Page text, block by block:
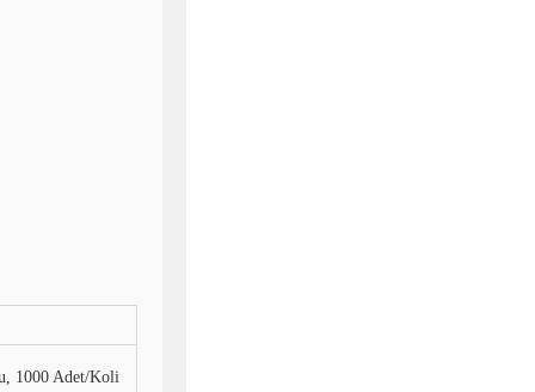
1000 Adet/Koli